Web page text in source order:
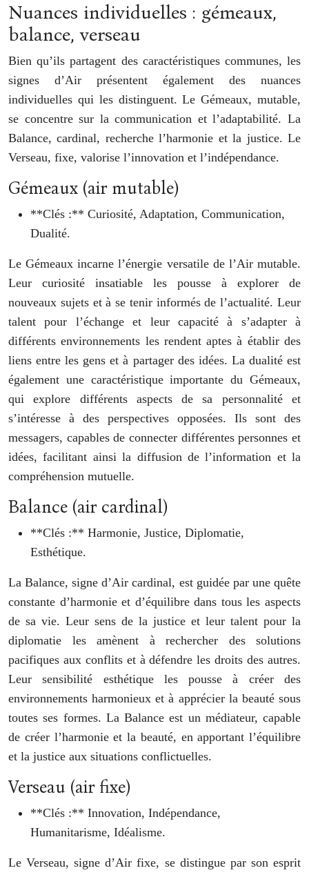
Nuances individuelles : gémeaux,
balance, verseau
Bien qu’ils partagent des caractéristiques communes, les
signes d’Air présentent également des nuances
individuelles qui les distinguent. Le Gémeaux, mutable,
se concentre sur la communication et l’adaptabilité. La
Balance, cardinal, recherche l’harmonie et la justice. Le
Verseau, fixe, valorise l’innovation et l’indépendance.
Gémeaux (air mutable)
**Clés :** Curiosité, Adaptation, Communication,
Dualité.
Le Gémeaux incarne l’énergie versatile de l’Air mutable.
Leur curiosité insatiable les pousse à explorer de
nouveaux sujets et à se tenir informés de l’actualité. Leur
talent pour l’échange et leur capacité à s’adapter à
différents environnements les rendent aptes à établir des
liens entre les gens et à partager des idées. La dualité est
également une caractéristique importante du Gémeaux,
qui explore différents aspects de sa personnalité et
s’intéresse à des perspectives opposées. Ils sont des
messagers, capables de connecter différentes personnes et
idées, facilitant ainsi la diffusion de l’information et la
compréhension mutuelle.
Balance (air cardinal)
**Clés :** Harmonie, Justice, Diplomatie,
Esthétique.
La Balance, signe d’Air cardinal, est guidée par une quête
constante d’harmonie et d’équilibre dans tous les aspects
de sa vie. Leur sens de la justice et leur talent pour la
diplomatie les amènent à rechercher des solutions
pacifiques aux conflits et à défendre les droits des autres.
Leur sensibilité esthétique les pousse à créer des
environnements harmonieux et à apprécier la beauté sous
toutes ses formes. La Balance est un médiateur, capable
de créer l’harmonie et la beauté, en apportant l’équilibre
et la justice aux situations conflictuelles.
Verseau (air fixe)
**Clés :** Innovation, Indépendance,
Humanitarisme, Idéalisme.
Le Verseau, signe d’Air fixe, se distingue par son esprit